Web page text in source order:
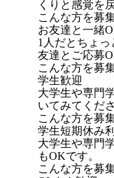
くりと感覚を
こんな方を募
お友達と一緒
1人だとちょ
友達とご応募
こんな方を募
学生歓迎
大学生や専門
いてみてくだ
こんな方を募
学生短期休み
大学生や専門
もOKです。
こんな方を募